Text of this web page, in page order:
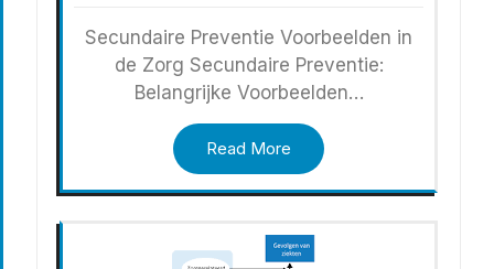
Secundaire Preventie Voorbeelden in
de Zorg Secundaire Preventie:
Belangrijke Voorbeelden…
Read More